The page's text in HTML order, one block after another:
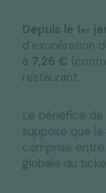
Depuis le 1er
d’exonération
à 7,26 €
restaurant.
Le bénéfice
suppose que
comprise
globale du